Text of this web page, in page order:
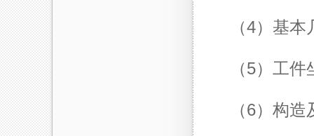
（4）基
（5）工件
（6）构